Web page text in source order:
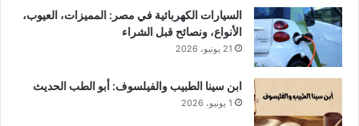
السيارات الكهربائية في مصر: المميزات، العيوب،
الأنواع، ونصائح قبل الشراء
21 يونيو، 2026
ابن سينا الطبيب والفيلسوف: أبو الطب الحديث
1 يونيو، 2026